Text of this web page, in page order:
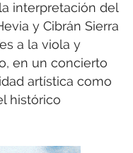
interpretación del
y Cibrán Sierra
a la viola y
en un concierto
artística como
histórico